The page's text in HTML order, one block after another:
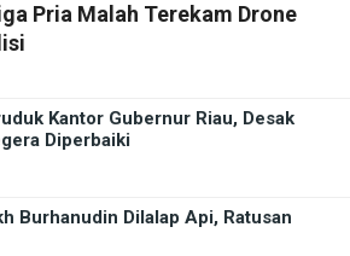
Pria Malah Terekam Drone
Kantor Gubernur Riau, Desak
Diperbaiki
Burhanudin Dilalap Api, Ratusan